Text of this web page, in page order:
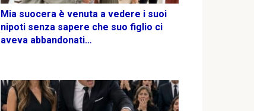
Mia suocera è venuta a vedere i suoi
nipoti senza sapere che suo figlio ci
aveva abbandonati…